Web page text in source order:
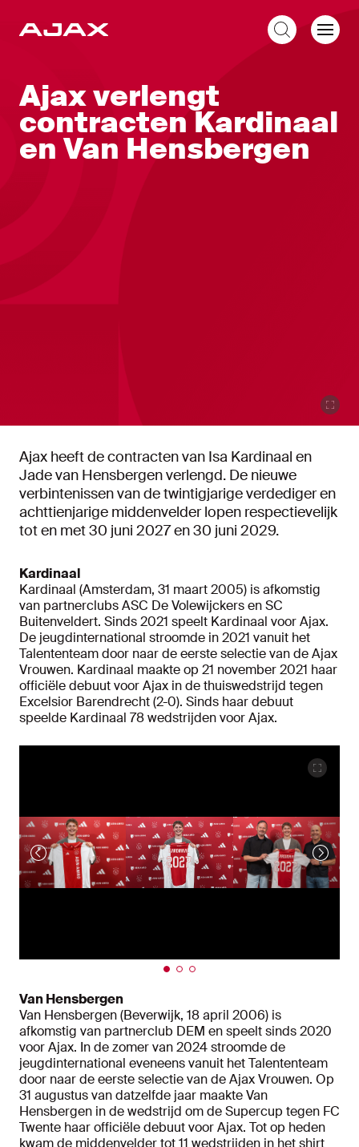
Ajax verlengt
contracten Kardinaal
en Van Hensbergen
Ajax heeft de contracten van Isa Kardinaal en
Jade van Hensbergen verlengd. De nieuwe
verbintenissen van de twintigjarige verdediger en
achttienjarige middenvelder lopen respectievelijk
tot en met 30 juni 2027 en 30 juni 2029.
Kardinaal
Kardinaal (Amsterdam, 31 maart 2005) is afkomstig
van partnerclubs ASC De Volewijckers en SC
Buitenveldert. Sinds 2021 speelt Kardinaal voor Ajax.
De jeugdinternational stroomde in 2021 vanuit het
Talententeam door naar de eerste selectie van de Ajax
Vrouwen. Kardinaal maakte op 21 november 2021 haar
officiële debuut voor Ajax in de thuiswedstrijd tegen
Excelsior Barendrecht (2-0). Sinds haar debuut
speelde Kardinaal 78 wedstrijden voor Ajax.
Van Hensbergen
Van Hensbergen (Beverwijk, 18 april 2006) is
afkomstig van partnerclub DEM en speelt sinds 2020
voor Ajax. In de zomer van 2024 stroomde de
jeugdinternational eveneens vanuit het Talententeam
door naar de eerste selectie van de Ajax Vrouwen. Op
31 augustus van datzelfde jaar maakte Van
Hensbergen in de wedstrijd om de Supercup tegen FC
Twente haar officiële debuut voor Ajax. Tot op heden
kwam de middenvelder tot 11 wedstrijden in het shirt